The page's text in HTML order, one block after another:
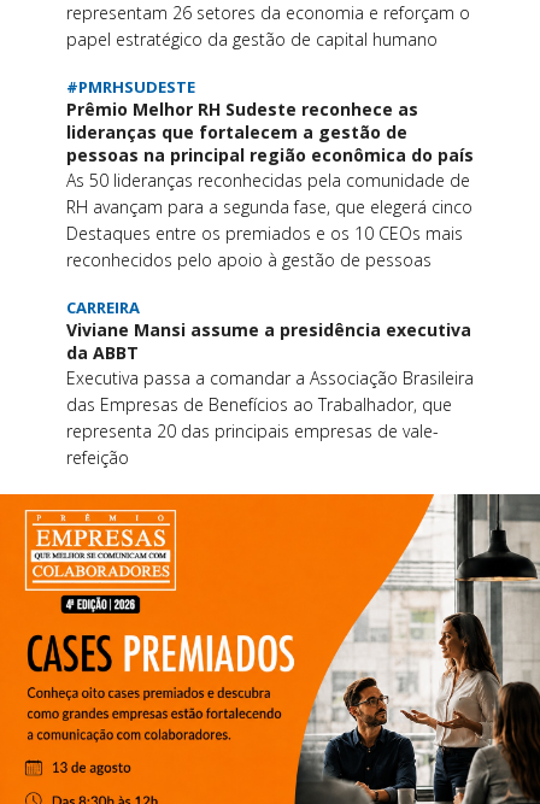
representam 26 setores da economia e reforçam o
papel estratégico da gestão de capital humano
#PMRHSUDESTE
Prêmio Melhor RH Sudeste reconhece as
lideranças que fortalecem a gestão de
pessoas na principal região econômica do país
As 50 lideranças reconhecidas pela comunidade de
RH avançam para a segunda fase, que elegerá cinco
Destaques entre os premiados e os 10 CEOs mais
reconhecidos pelo apoio à gestão de pessoas
CARREIRA
Viviane Mansi assume a presidência executiva
da ABBT
Executiva passa a comandar a Associação Brasileira
das Empresas de Benefícios ao Trabalhador, que
representa 20 das principais empresas de vale-
refeição